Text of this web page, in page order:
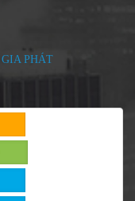
PHÁT